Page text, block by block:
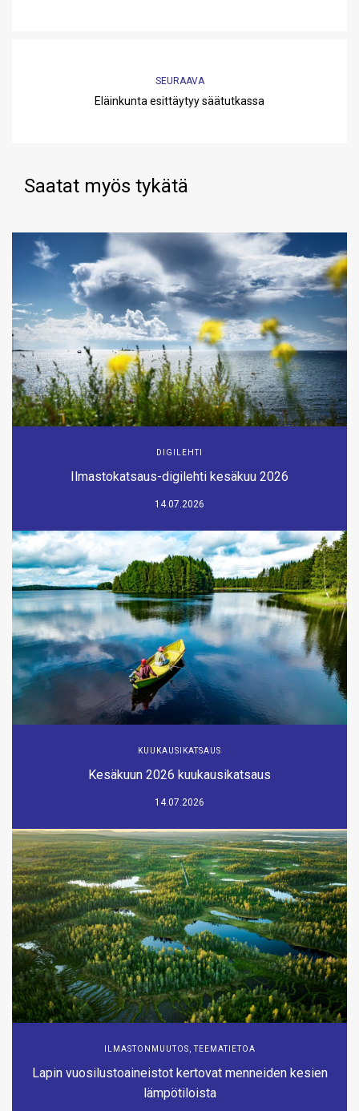
SEURAAVA
Eläinkunta esittäytyy säätutkassa
Saatat myös tykätä
DIGILEHTI
Ilmastokatsaus-digilehti kesäkuu 2026
14.07.2026
KUUKAUSIKATSAUS
Kesäkuun 2026 kuukausikatsaus
14.07.2026
ILMASTONMUUTOS ,TEEMATIETOA
Lapin vuosilustoaineistot kertovat menneiden kesien
lämpötiloista